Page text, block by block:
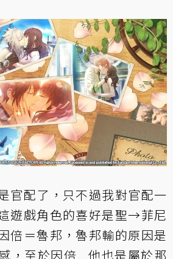
官配了，只不過我對官配一
遊戲角色的喜好是聖→菲尼
＝魯邦，魯邦輸的原因是
，至於因倍...他也是屬於那